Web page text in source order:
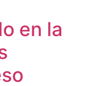
en la